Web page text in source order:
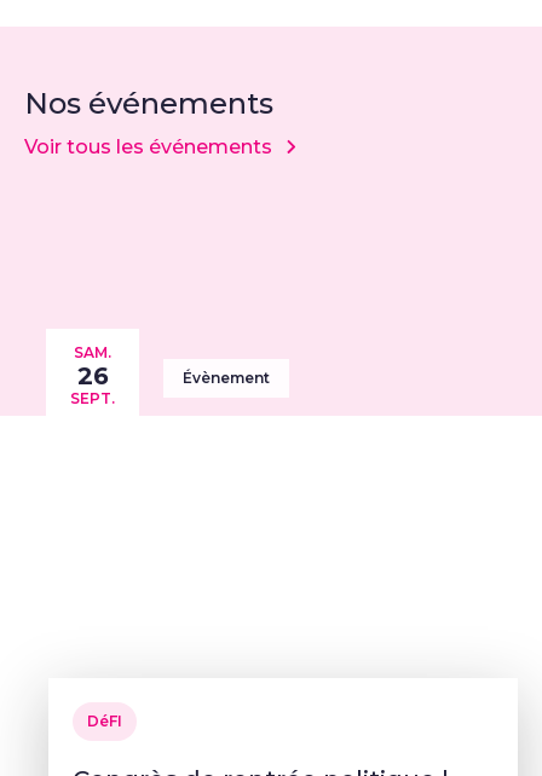
Nos événements
Voir tous les événements
SAM.
26
SEPT.
Évènement
DéFI